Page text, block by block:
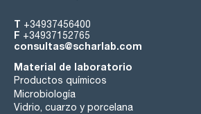
T +34937456400
F +34937152765
consultas@scharlab.com
Material de laboratorio
Productos químicos
Microbiología
Vidrio, cuarzo y porcelana